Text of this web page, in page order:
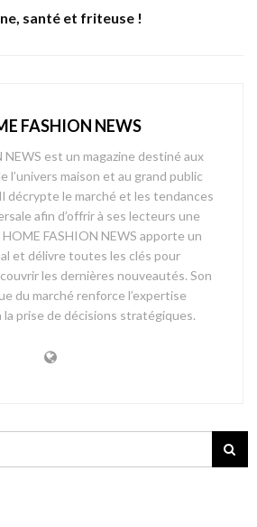
santé et friteuse !
FASHION NEWS
NEWS est un magazine destiné aux
l’univers maison et au grand public
décrypte le marché et les tendances
afin d’offrir à ses lecteurs une
FASHION NEWS apporte un
et délivre toutes les clés pour
les dernières nouveautés. Son
du marché renforce l’expertise
la prise de décisions stratégiques.